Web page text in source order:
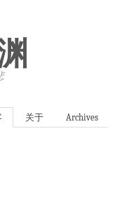
关于 Archives